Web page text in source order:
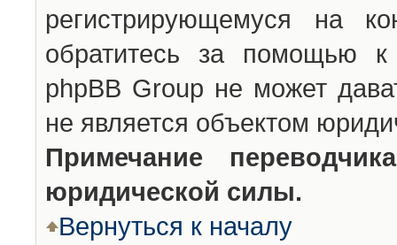
регистрирующемуся на
обратитесь за помощью к
phpBB Group не может
не является объектом
Примечание
юридической силы.
Вернуться к началу